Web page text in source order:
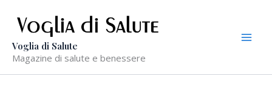
contenuto
Voglia di Salute
Magazine di salute e benessere